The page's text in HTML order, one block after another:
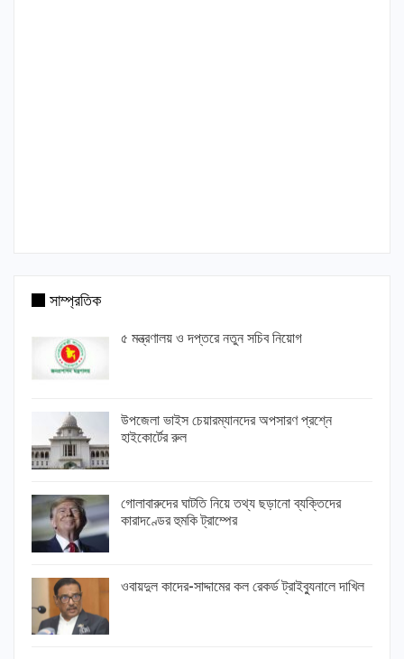
সাম্প্রতিক
৫ মন্ত্রণালয় ও দপ্তরে নতুন সচিব নিয়োগ
উপজেলা ভাইস চেয়ারম্যানদের অপসারণ প্রশ্নে
হাইকোর্টের রুল
গোলাবারুদের ঘাটতি নিয়ে তথ্য ছড়ানো ব্যক্তিদের
কারাদণ্ডের হুমকি ট্রাম্পের
ওবায়দুল কাদের-সাদ্দামের কল রেকর্ড ট্রাইব্যুনালে দাখিল